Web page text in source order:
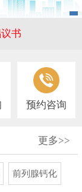
书
预约咨询
更多>>
前列腺钙化